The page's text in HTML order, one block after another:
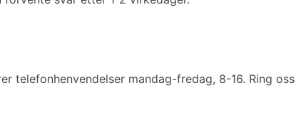
telefonhenvendelser mandag-fredag, 8-16. Ring oss